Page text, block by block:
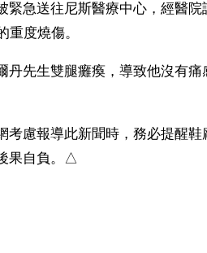
緊急送往尼斯醫療中心，經醫
重度燒傷。
丹先生雙腿癱瘓，導致他沒有
考慮報導此新聞時，務必提醒
果自負。△